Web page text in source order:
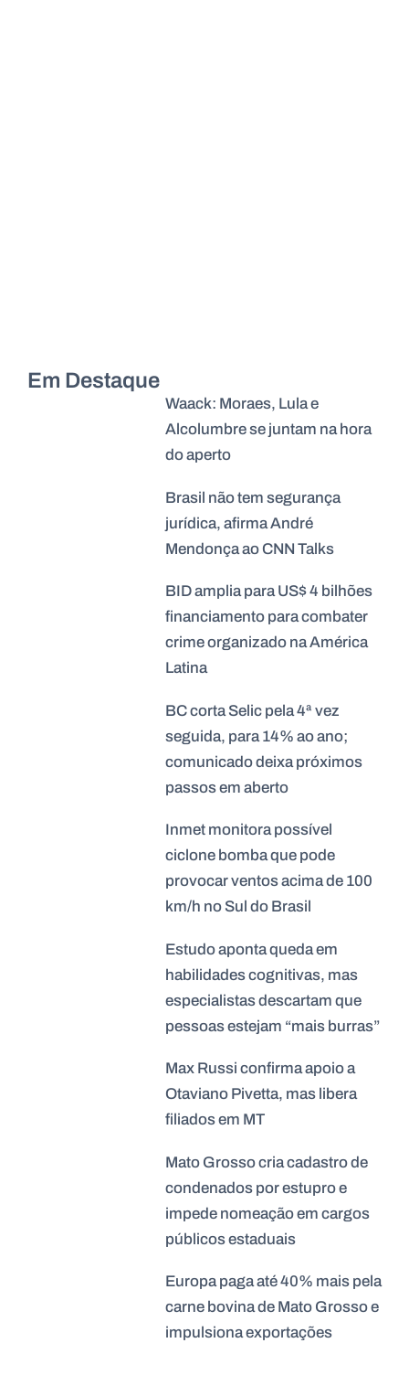
Em Destaque
Waack: Moraes, Lula e
Alcolumbre se juntam na hora
do aperto
Brasil não tem segurança
jurídica, afirma André
Mendonça ao CNN Talks
BID amplia para US$ 4 bilhões
financiamento para combater
crime organizado na América
Latina
BC corta Selic pela 4ª vez
seguida, para 14% ao ano;
comunicado deixa próximos
passos em aberto
Inmet monitora possível
ciclone bomba que pode
provocar ventos acima de 100
km/h no Sul do Brasil
Estudo aponta queda em
habilidades cognitivas, mas
especialistas descartam que
pessoas estejam “mais burras”
Max Russi confirma apoio a
Otaviano Pivetta, mas libera
filiados em MT
Mato Grosso cria cadastro de
condenados por estupro e
impede nomeação em cargos
públicos estaduais
Europa paga até 40% mais pela
carne bovina de Mato Grosso e
impulsiona exportações